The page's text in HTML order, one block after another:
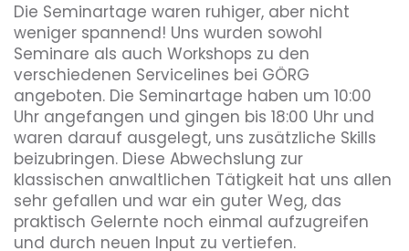
Die Seminartage waren ruhiger, aber nicht
weniger spannend! Uns wurden sowohl
Seminare als auch Workshops zu den
verschiedenen Servicelines bei GÖRG
angeboten. Die Seminartage haben um 10:00
Uhr angefangen und gingen bis 18:00 Uhr und
waren darauf ausgelegt, uns zusätzliche Skills
beizubringen. Diese Abwechslung zur
klassischen anwaltlichen Tätigkeit hat uns allen
sehr gefallen und war ein guter Weg, das
praktisch Gelernte noch einmal aufzugreifen
und durch neuen Input zu vertiefen.